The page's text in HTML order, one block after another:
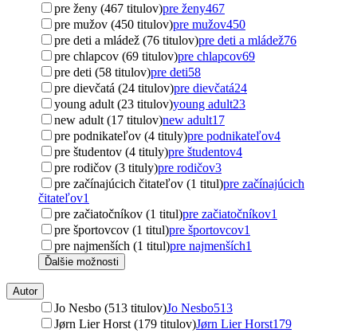
pre ženy (467 titulov)pre ženy467
pre mužov (450 titulov)pre mužov450
pre deti a mládež (76 titulov)pre deti a mládež76
pre chlapcov (69 titulov)pre chlapcov69
pre deti (58 titulov)pre deti58
pre dievčatá (24 titulov)pre dievčatá24
young adult (23 titulov)young adult23
new adult (17 titulov)new adult17
pre podnikateľov (4 tituly)pre podnikateľov4
pre študentov (4 tituly)pre študentov4
pre rodičov (3 tituly)pre rodičov3
pre začínajúcich čitateľov (1 titul)pre začínajúcich
čitateľov1
pre začiatočníkov (1 titul)pre začiatočníkov1
pre športovcov (1 titul)pre športovcov1
pre najmenších (1 titul)pre najmenších1
Ďalšie možnosti
Autor
Jo Nesbo (513 titulov)Jo Nesbo513
Jørn Lier Horst (179 titulov)Jørn Lier Horst179